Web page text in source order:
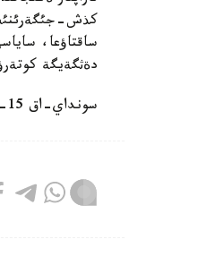
كذش-جئگةرئنئث
ساقتاؤعا،
دةثگةيگة
سونداي-اق 15- ماؤسئم كذنئ استانادا حؤ جينتاؤ شاثحاي ئنتئماقتاستئق ذيئمئنئث سامميتئنة قاتئسادئ.